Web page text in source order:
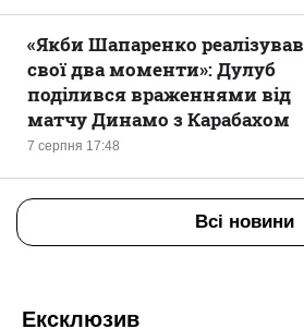
7 серпня 17:48
«Якби Шапаренко реалізував
свої два моменти»: Дулуб
поділився враженнями від
матчу Динамо з Карабахом
Всі новини
Ексклюзив